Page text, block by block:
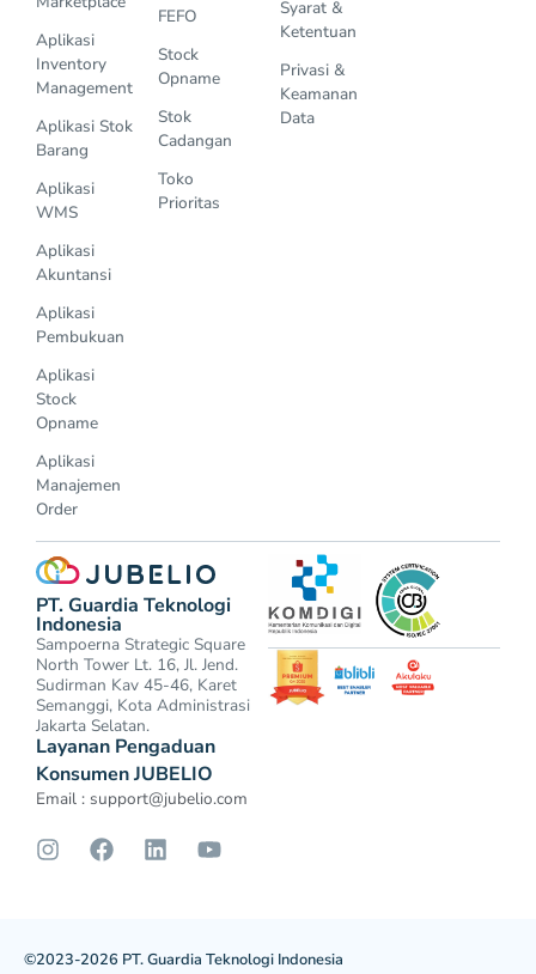
Aplikasi
Inventory
Management
Aplikasi Stok
Barang
Aplikasi
WMS
Aplikasi
Akuntansi
Aplikasi
Pembukuan
Aplikasi
Stock
Opname
Aplikasi
Manajemen
Order
FEFO
Stock
Opname
Stok
Cadangan
Toko
Prioritas
Syarat &
Ketentuan
Privasi &
Keamanan
Data
PT. Guardia Teknologi
Indonesia
Sampoerna Strategic Square
North Tower Lt. 16, Jl. Jend.
Sudirman Kav 45-46, Karet
Semanggi, Kota Administrasi
Jakarta Selatan.
Layanan Pengaduan
Konsumen JUBELIO
Email : support@jubelio.com
©2023-2026 PT. Guardia Teknologi Indonesia